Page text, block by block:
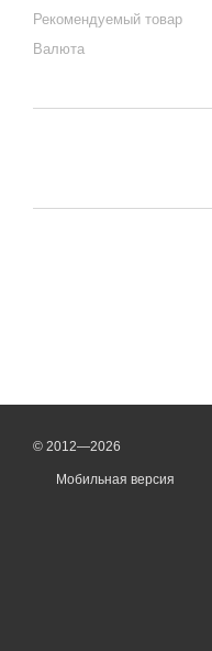
Рекомендуемый товар
Валюта
© 2012—2026
Мобильная версия